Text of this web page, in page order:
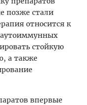
позже стали
относится к
стойкую
а также
впервые